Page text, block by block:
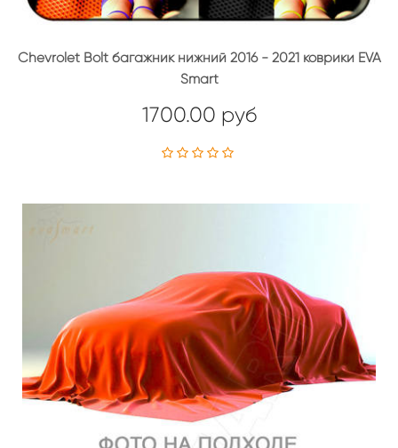
Chevrolet Bolt багажник нижний 2016 - 2021 коврики EVA
Smart
1700.00 руб